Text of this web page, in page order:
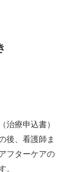
療申込書）
後、看護師ま
フターケアの